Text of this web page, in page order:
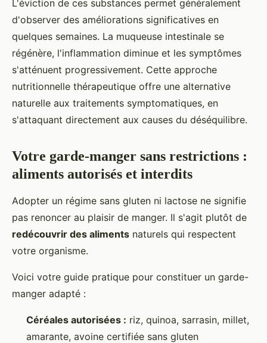
L'éviction de ces substances permet généralement
d'observer des améliorations significatives en
quelques semaines. La muqueuse intestinale se
régénère, l'inflammation diminue et les symptômes
s'atténuent progressivement. Cette approche
nutritionnelle thérapeutique offre une alternative
naturelle aux traitements symptomatiques, en
s'attaquant directement aux causes du déséquilibre.
Votre garde-manger sans restrictions :
aliments autorisés et interdits
Adopter un régime sans gluten ni lactose ne signifie
pas renoncer au plaisir de manger. Il s'agit plutôt de
redécouvrir des aliments naturels qui respectent
votre organisme.
Voici votre guide pratique pour constituer un garde-
manger adapté :
Céréales autorisées : riz, quinoa, sarrasin, millet,
amarante, avoine certifiée sans gluten